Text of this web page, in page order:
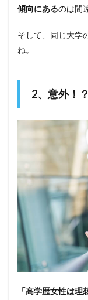
傾向にあるのは間
そして、同じ大学
ね。
2、意外！
「高学歴女性は